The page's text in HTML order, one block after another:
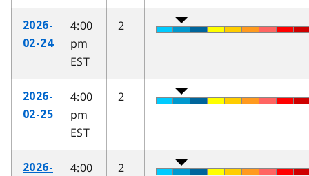
2026-
02-24
4:00
pm
EST
2
2026-
02-25
4:00
pm
EST
2
2026-
4:00
2